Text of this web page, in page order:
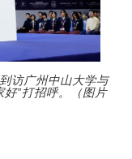
访广州中山大学与
好”打招呼。（图片